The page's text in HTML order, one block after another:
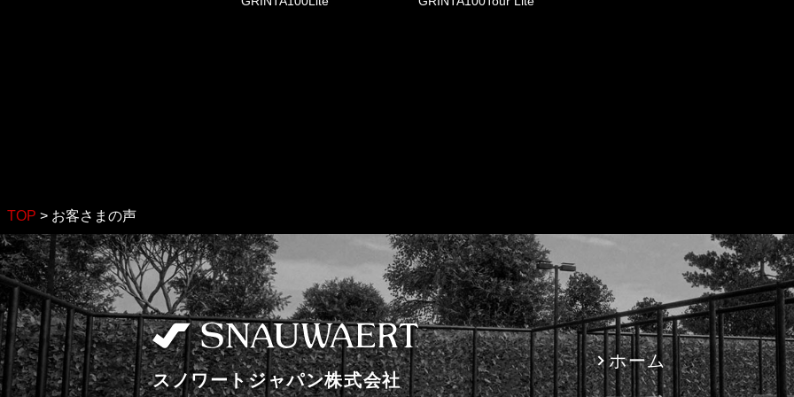
TOP > お客さまの声
スノワートジャパン株式会社
ホーム